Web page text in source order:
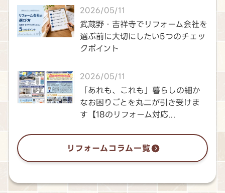
2026/05/11
武蔵野・吉祥寺でリフォーム会社を
選ぶ前に大切にしたい5つのチェッ
クポイント
2026/05/11
「あれも、これも」暮らしの細か
なお困りごとを丸二が引き受けま
す【18のリフォーム対応...
リフォームコラム一覧